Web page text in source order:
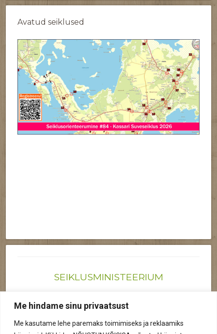
Me hindame sinu privaatsust
Me kasutame lehe paremaks toimimiseks ja reklaamiks
Avatud seiklused
SEIKLUSMINISTEERIUM
Reg nr: 12041719
Privaatsuspoliitika